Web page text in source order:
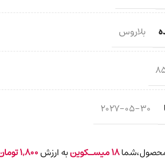
بلاروس
2027-05-30
محصول،شما18میسـکوینبه ارزش1,800